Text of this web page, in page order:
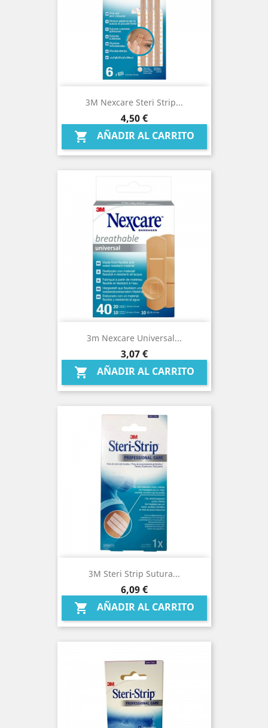
3M Nexcare Steri Strip...
Precio
4,50 €
 AÑADIR AL CARRITO
3m Nexcare Universal...
Precio
3,07 €
 AÑADIR AL CARRITO
3M Steri Strip Sutura...
Precio
6,09 €
 AÑADIR AL CARRITO